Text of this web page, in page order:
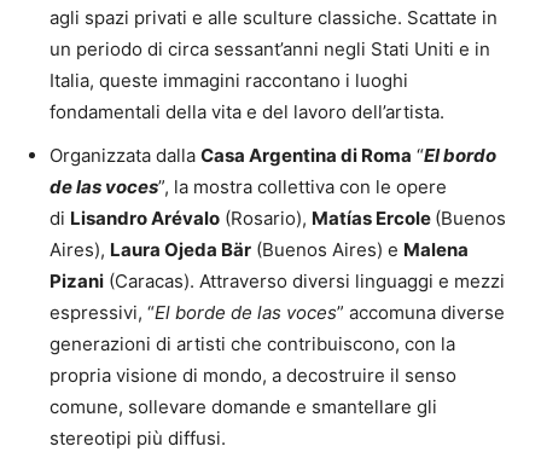
agli spazi privati e alle sculture classiche. Scattate in
un periodo di circa sessant’anni negli Stati Uniti e in
Italia, queste immagini raccontano i luoghi
fondamentali della vita e del lavoro dell’artista.
Organizzata dalla Casa Argentina di Roma “El bordo
de las voces”, la mostra collettiva con le opere
di Lisandro Arévalo (Rosario), Matías Ercole (Buenos
Aires), Laura Ojeda Bär (Buenos Aires) e Malena
Pizani (Caracas). Attraverso diversi linguaggi e mezzi
espressivi, “El borde de las voces” accomuna diverse
generazioni di artisti che contribuiscono, con la
propria visione di mondo, a decostruire il senso
comune, sollevare domande e smantellare gli
stereotipi più diffusi.